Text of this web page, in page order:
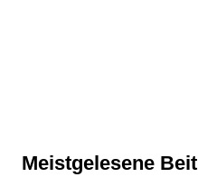
Meistgelesene